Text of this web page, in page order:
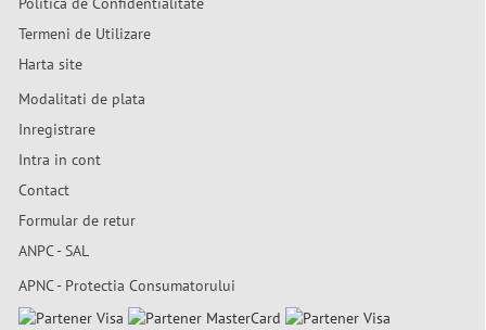
Termeni de Utilizare
Harta site
Modalitati de plata
Inregistrare
Intra in cont
Contact
Formular de retur
ANPC - SAL
APNC - Protectia Consumatorului